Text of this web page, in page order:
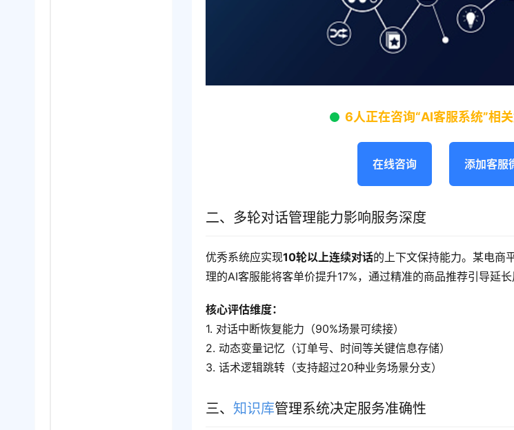
6人正在咨询“AI客服系统”相
在线咨询 添加客服
二、多轮对话管理能力影响服务深度
优秀系统应实现10轮以上连续对话的上下文保持能力。某电商
理的AI客服能将客单价提升17%，通过精准的商品推荐引导延长
核心评估维度：
1. 对话中断恢复能力（90%场景可续接）
2. 动态变量记忆（订单号、时间等关键信息存储）
3. 话术逻辑跳转（支持超过20种业务场景分支）
三、 知识库管理系统决定服务准确性